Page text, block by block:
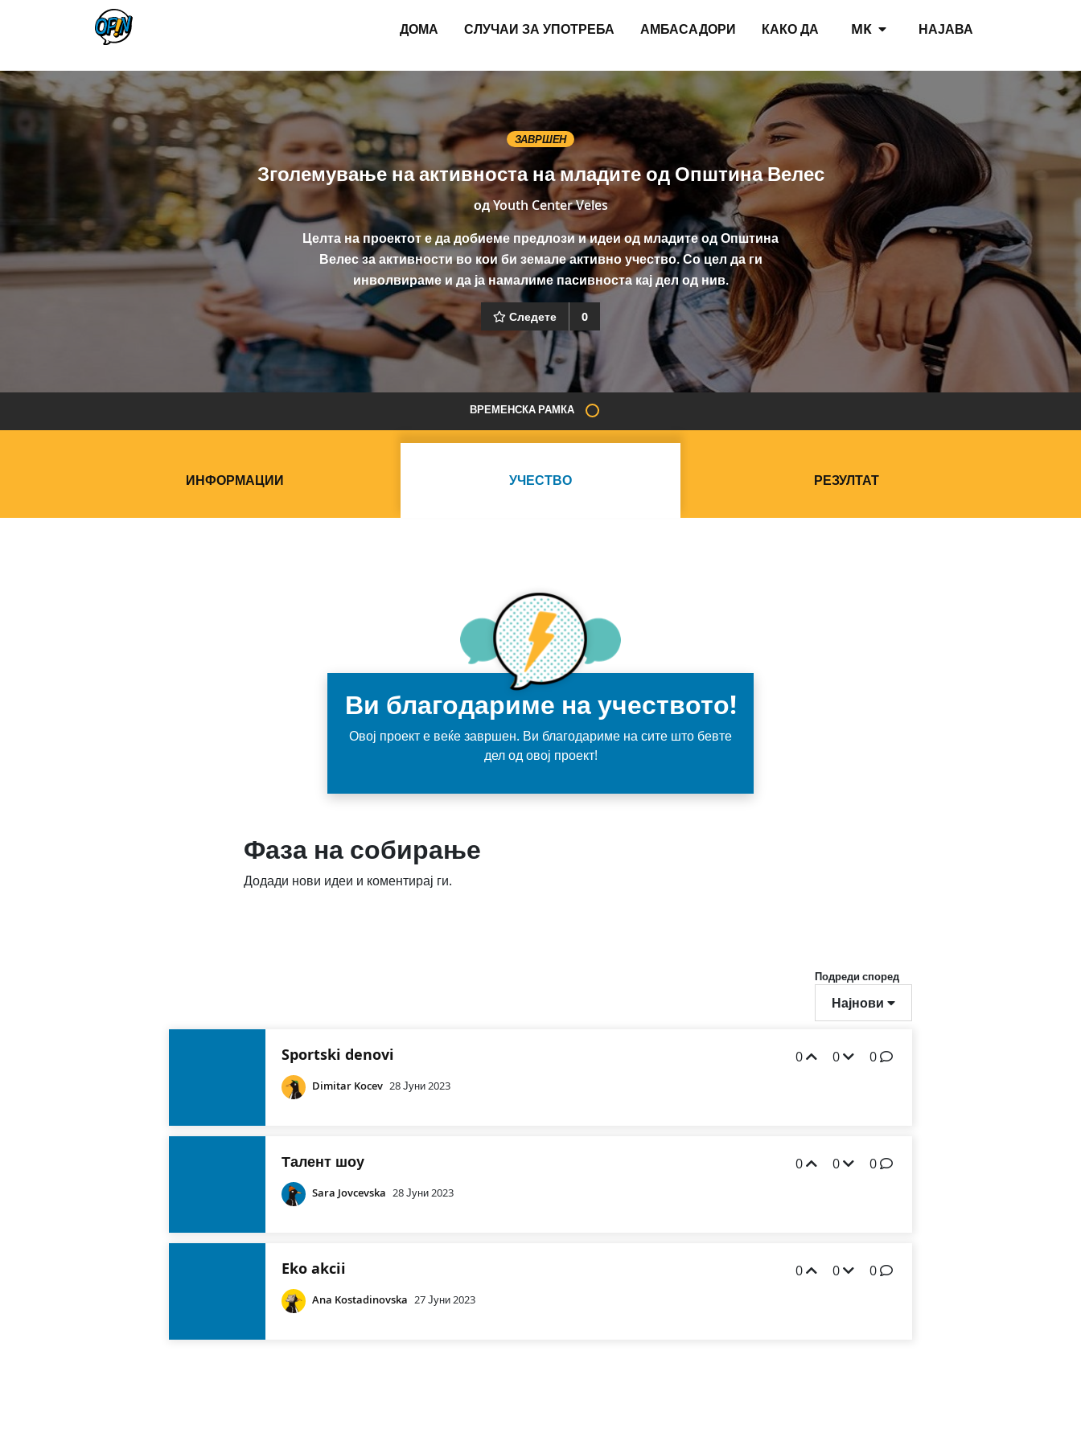
НАЈАВА
MK
ДОМА СЛУЧАИ ЗА УПОТРЕБА АМБАСАДОРИ КАКО ДА
ЗАВРШЕН
Зголемување на активноста на младите од Општина Велес
одYouth Center Veles
Целта на проектот е да добиеме предлози и идеи од младите од Општина
Велес за активности во кои би земале активно учество. Со цел да ги
инволвираме и да ја намалиме пасивноста кај дел од нив.
Следете 0
ВРЕМЕНСКА РАМКА
ИНФОРМАЦИИ УЧЕСТВО РЕЗУЛТАТ
Ви благодариме на учеството!
Овој проект е веќе завршен. Ви благодариме на сите што бевте
дел од овој проект!
Фаза на собирање
Додади нови идеи и коментирај ги.
Подреди според
Најнови
0 0 0
Sportski denovi
Dimitar Kocev 28 Јуни 2023
0 0 0
Талент шоу
Sara Jovcevska 28 Јуни 2023
0 0 0
Eko akcii
Ana Kostadinovska 27 Јуни 2023